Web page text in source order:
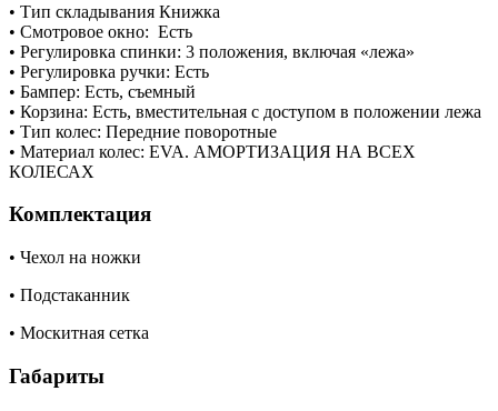
• Тип складывания Книжка
• Смотровое окно: Есть
• Регулировка спинки: 3 положения, включая «лежа»
• Регулировка ручки: Есть
• Бампер: Есть, съемный
• Корзина: Есть, вместительная с доступом в положении лежа
• Тип колес: Передние поворотные
• Материал колес: EVA. АМОРТИЗАЦИЯ НА ВСЕХ
КОЛЕСАХ
Комплектация
• Чехол на ножки
• Подстаканник
• Москитная сетка
Габариты